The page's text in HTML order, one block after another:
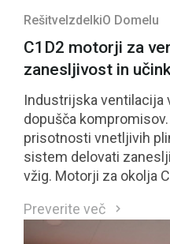
Rešitve IzdelkiO Domelu
C1D2 motorji za
zanesljivost in
Industrijska ventilacija
dopušča
prisotnosti vnetljivih
sistem delovati
vžig. Motorji za okolja
Preverite več